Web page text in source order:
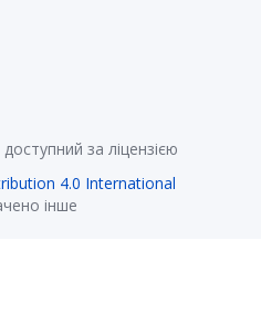
за ліцензією
4.0 International
інше